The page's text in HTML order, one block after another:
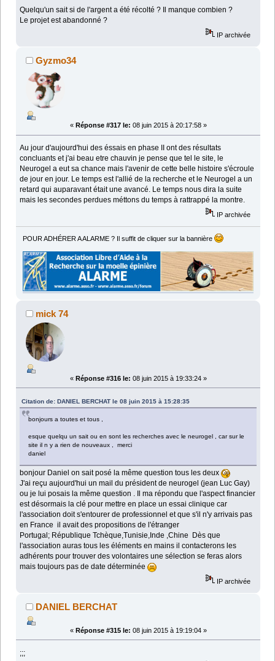
Quelqu'un sait si de l'argent a été récolté ? Il manque combien ?
Le projet est abandonné ?
IP archivée
Gyzmo34
« Réponse #317 le: 08 juin 2015 à 20:17:58 »
Au jour d'aujourd'hui des éssais en phase II ont des résultats
concluants et j'ai beau etre chauvin je pense que tel le site, le
Neurogel a eut sa chance mais l'avenir de cette belle histoire s'écroule
de jour en jour. Le temps est l'allié de la recherche et le Neurogel a un
retard qui auparavant était une avancé. Le temps nous dira la suite
mais les secondes perdues méttons du temps à rattrappé la montre.
IP archivée
POUR ADHÉRER A ALARME ? Il suffit de cliquer sur la bannière
mick 74
« Réponse #316 le: 08 juin 2015 à 19:33:24 »
Citation de: DANIEL BERCHAT le 08 juin 2015 à 15:28:35
bonjours a toutes et tous ,
esque quelqu un sait ou en sont les recherches avec le neurogel , car sur le
site il n y a rien de nouveaux , merci
daniel
bonjour Daniel on sait posé la même question tous les deux
J'ai reçu aujourd'hui un mail du président de neurogel (jean Luc Gay)
ou je lui posais la même question . Il ma répondu que l'aspect financier
est désormais la clé pour mettre en place un essai clinique car
l'association doit s'entourer de professionnel et que s'il n'y arrivais pas
en France il avait des propositions de l'étranger
Portugal; République Tchèque,Tunisie,Inde ,Chine Dès que
l'association auras tous les éléments en mains il contacterons les
adhérents pour trouver des volontaires une sélection se feras alors
mais toujours pas de date déterminée
IP archivée
DANIEL BERCHAT
« Réponse #315 le: 08 juin 2015 à 19:19:04 »
;;;